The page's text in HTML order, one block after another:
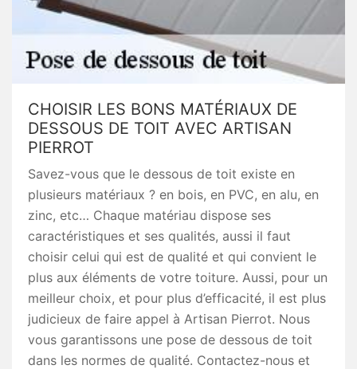
CHOISIR LES BONS MATÉRIAUX DE
DESSOUS DE TOIT AVEC ARTISAN
PIERROT
Savez-vous que le dessous de toit existe en
plusieurs matériaux ? en bois, en PVC, en alu, en
zinc, etc… Chaque matériau dispose ses
caractéristiques et ses qualités, aussi il faut
choisir celui qui est de qualité et qui convient le
plus aux éléments de votre toiture. Aussi, pour un
meilleur choix, et pour plus d’efficacité, il est plus
judicieux de faire appel à Artisan Pierrot. Nous
vous garantissons une pose de dessous de toit
dans les normes de qualité. Contactez-nous et